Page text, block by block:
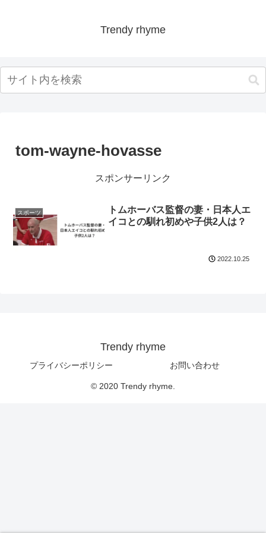
Trendy rhyme
tom-wayne-hovasse
スポンサーリンク
スポーツ
トムホーバス監督の妻・日本人エ
イコとの馴れ初めや子供2人は？
2022.10.25
Trendy rhyme
プライバシーポリシー お問い合わせ
© 2020 Trendy rhyme.